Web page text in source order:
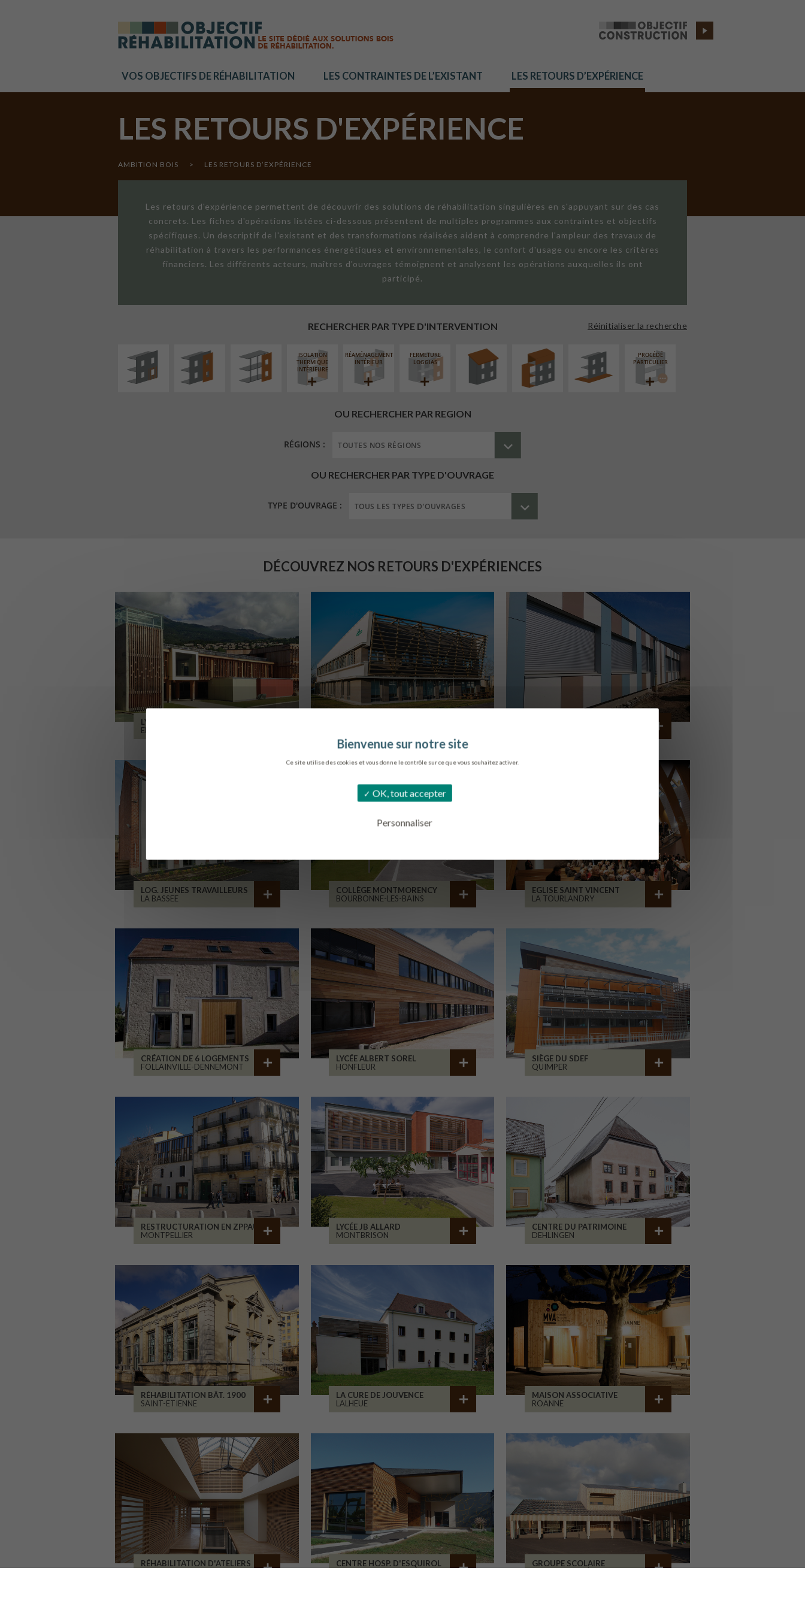
Ce site utilise des cookies et vous donne le contrôle sur ce que vous souhaitez activer.
OK, tout accepter
Personnaliser
VOS OBJECTIFS DE RÉHABILITATION LES CONTRAINTES DE L’EXISTANT LES RETOURS D’EXPÉRIENCE
LES RETOURS D'EXPÉRIENCE
AMBITION BOIS > LES RETOURS D’EXPÉRIENCE
Les retours d'expérience permettent de découvrir des solutions de réhabilitation singulières en s'appuyant sur des cas
concrets. Les fiches d'opérations listées ci-dessous présentent de multiples programmes aux contraintes et objectifs
spécifiques. Un descriptif de l'existant et des transformations réalisées aident à comprendre l'ampleur des travaux de
réhabilitation à travers les performances énergétiques et environnementales, le confort d'usage ou encore les critères
financiers. Les différents acteurs, maîtres d'ouvrages témoignent et analysent les opérations auxquelles ils ont
participé.
RECHERCHER PAR TYPE D'INTERVENTION Réinitialiser la recherche
ISOLATION
ISOLATION
THERMIQUE
INTÉRIEURE
RÉAMÉNAGEMENT
INTÉRIEUR
FERMETURE
LOGGIAS
PROCÉDÉ
PARTICULIER
OU RECHERCHER PAR REGION
RÉGIONS :
OU RECHERCHER PAR TYPE D'OUVRAGE
TYPE D'OUVRAGE :
DÉCOUVREZ NOS RETOURS D'EXPÉRIENCES
LYCÉE ALPES ET DURANCE
EMBRUN
LOG. JEUNES TRAVAILLEURS
LA BASSEE
COLLÈGE MONTMORENCY
BOURBONNE-LES-BAINS
EGLISE SAINT VINCENT
LA TOURLANDRY
CRÉATION DE 6 LOGEMENTS
FOLLAINVILLE-DENNEMONT
LYCÉE ALBERT SOREL
HONFLEUR
SIÈGE DU SDEF
QUIMPER
RESTRUCTURATION EN ZPPAUP
MONTPELLIER
LYCÉE JB ALLARD
MONTBRISON
CENTRE DU PATRIMOINE
DEHLINGEN
RÉHABILITATION BÂT. 1900
SAINT-ETIENNE
LA CURE DE JOUVENCE
LALHEUE
MAISON ASSOCIATIVE
ROANNE
RÉHABILITATION D'ATELIERS
CENTRE HOSP. D'ESQUIROL
GROUPE SCOLAIRE